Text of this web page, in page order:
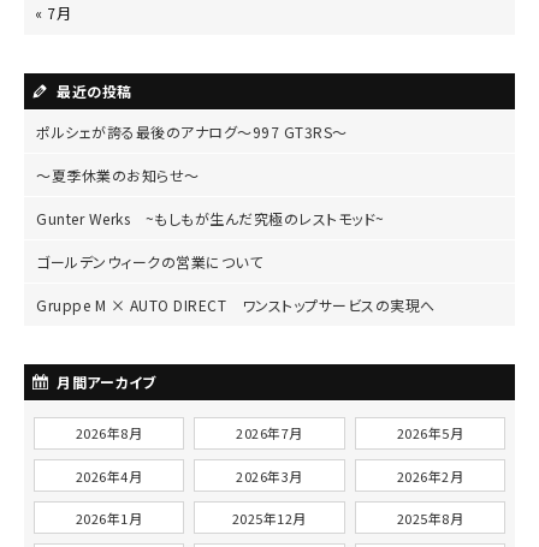
« 7月
最近の投稿
ポルシェが誇る最後のアナログ～997 GT3RS～
～夏季休業のお知らせ～
Gunter Werks ~もしもが生んだ究極のレストモッド~
ゴールデンウィークの営業について
Gruppe M × AUTO DIRECT ワンストップサービスの実現へ
月間アーカイブ
2026年8月 2026年7月 2026年5月
2026年4月 2026年3月 2026年2月
2026年1月 2025年12月 2025年8月